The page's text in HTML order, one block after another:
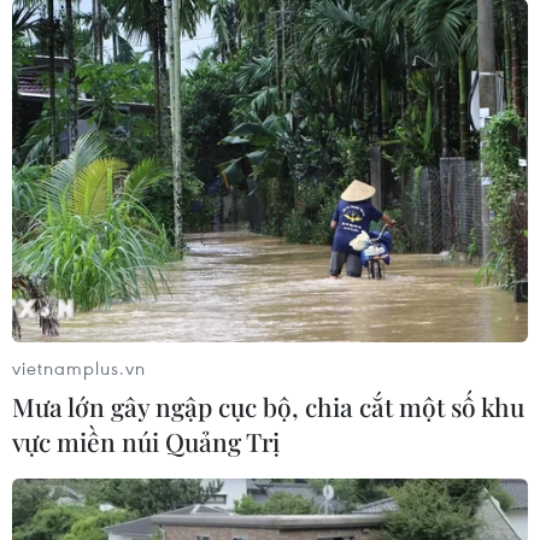
Dự báo năm 2020: Những biến số của nền
kinh tế toàn cầu
02/01/2020 07:04
Các thỏa thuận sau đó giữa Mỹ và Trung Quốc, Nhật
Bản nhiều khả năng sẽ đối mặt với thách thức lớn trong
năm tới và điều này còn phụ thuộc vào ai sẽ lên nắm
quyền tổng thống Mỹ nhiệm kỳ mới năm 2021.
vietnamplus.vn
Mưa lớn gây ngập cục bộ, chia cắt một số khu
vực miền núi Quảng Trị